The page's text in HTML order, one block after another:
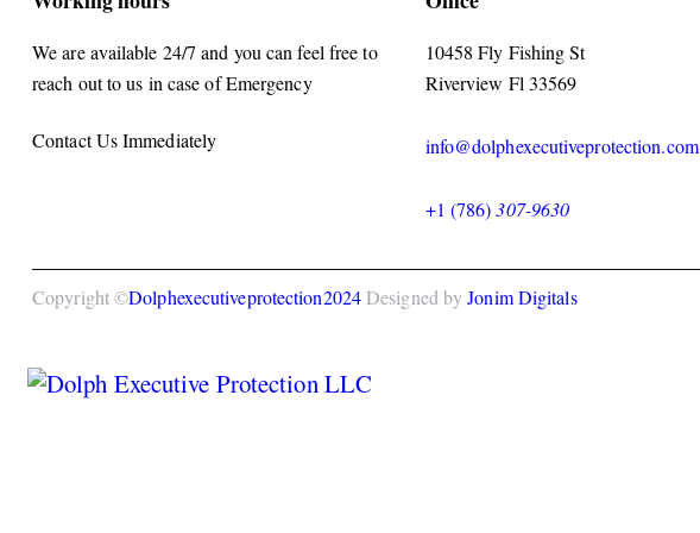
We are available 24/7 and you can feel free to
reach out to us in case of Emergency
Contact Us Immediately
10458 Fly Fishing St
Riverview Fl 33569
info@dolphexecutiveprotection.com
+1 (786)307-9630
Copyright ©Dolphexecutiveprotection2024Designed byJonim Digitals